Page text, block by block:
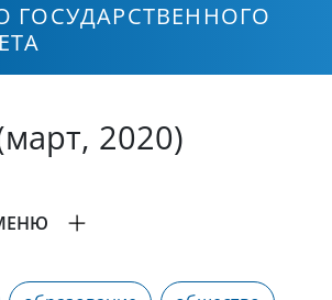
ГОСУДАРСТВЕННОГО
2020)